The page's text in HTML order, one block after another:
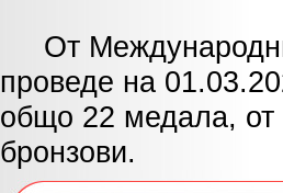
От
проведе на
общо 22 медала, от
бронзови.